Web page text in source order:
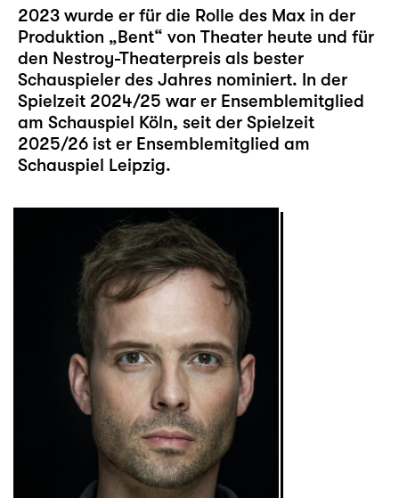
2023 wurde er für die Rolle des Max in der
Produktion „Bent“ von Theater heute und für
den Nestroy-Theaterpreis als bester
Schauspieler des Jahres nominiert. In der
Spielzeit 2024/25 war er Ensemblemitglied
am Schauspiel Köln, seit der Spielzeit
2025/26 ist er Ensemblemitglied am
Schauspiel Leipzig.